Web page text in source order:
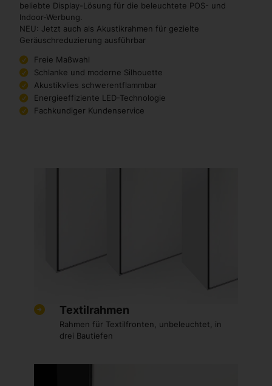
beliebte Display-Lösung für die beleuchtete POS- und
Indoor-Werbung.
NEU: Jetzt auch als Akustikrahmen für gezielte
Geräuschreduzierung ausführbar
Freie Maßwahl
Schlanke und moderne Silhouette
Akustikvlies schwerentflammbar
Energieeffiziente LED-Technologie
Fachkundiger Kundenservice
Textilrahmen
Rahmen für Textilfronten, unbeleuchtet, in
drei Bautiefen